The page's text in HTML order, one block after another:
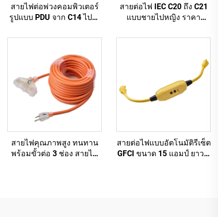
สายไฟต่อพ่วงคอมพิวเตอร์
รูปแบบ PDU จาก C14 ไปยัง
สายต่อไฟฟ้าคอมพิวเตอร์สี
IEC-320-C13
สายต่อไฟ IEC C20 ถึง C21
แบบชายไปหญิง ราคา
สำหรับ PDU/UPS
สายไฟคุณภาพสูง ทนทาน
พร้อมขั้วต่อ 3 ช่อง สายไฟ
สายต่อไฟแบบอัตโนมัติรีเซ็ต
GFCI ขนาด 15 แอมป์ ยาว 2